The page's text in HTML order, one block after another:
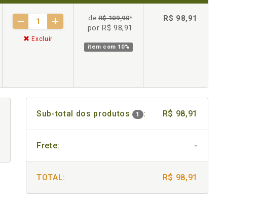
Excluir
deR$ 109,90*
por R$ 98,91
item com 10%
R$ 98,91
Sub-total dos produtos 1 : R$ 98,91
Frete: -
TOTAL: R$ 98,91